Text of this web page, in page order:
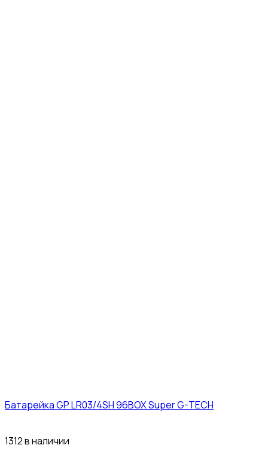
Батарейка GP LR03/4SH 96BOX Super G-TECH
1312 в наличии